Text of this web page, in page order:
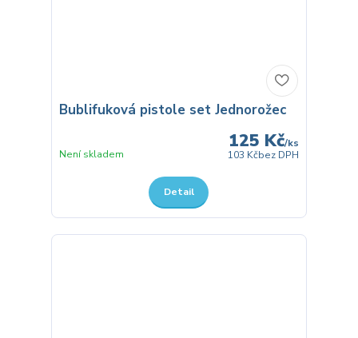
Bublifuková pistole set Jednorožec
125 Kč/ks
103 Kčbez DPH
Není skladem
Detail